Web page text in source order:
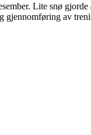
Lite snø
gjennomføring av